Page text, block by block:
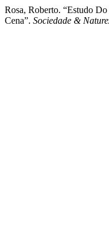
Rosa, Roberto. “Estudo
Cena”. Sociedade &